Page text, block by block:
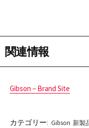
関連情報
Gibson – Brand Site
カテゴリー: Gibson 新製